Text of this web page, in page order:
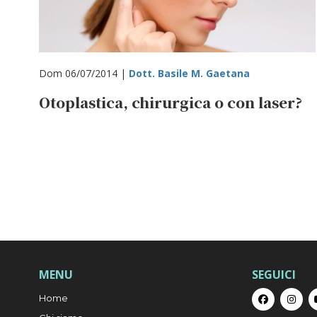
Dom 06/07/2014 | Dott. Basile M. Gaetana
Otoplastica, chirurgica o con laser?
MENU
Home
SEGUICI